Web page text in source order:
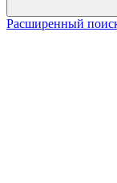
Расширенный